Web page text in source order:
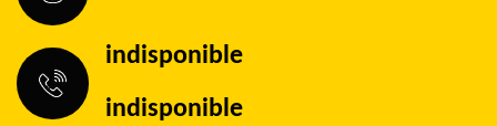
indisponible
indisponible